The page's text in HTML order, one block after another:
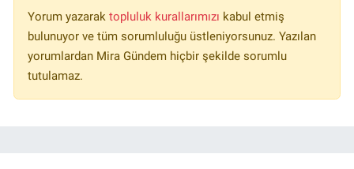
Yorum yazarak topluluk kurallarımızı kabul etmiş
bulunuyor ve tüm sorumluluğu üstleniyorsunuz. Yazılan
yorumlardan Mira Gündem hiçbir şekilde sorumlu
tutulamaz.